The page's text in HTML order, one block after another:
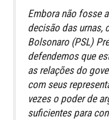
Embora não fosse
decisão das urnas,
Bolsonaro (PSL)
defendemos que
as relações do
com seus
vezes o poder de
suficientes para